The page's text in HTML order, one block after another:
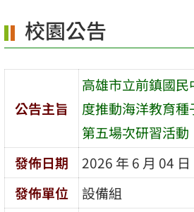
區
校園公告
公告主旨
高雄市立前鎮國
度推動海洋教育種
第五場次研習活動
發佈日期
2026 年 6 月 04 日
發佈單位
設備組